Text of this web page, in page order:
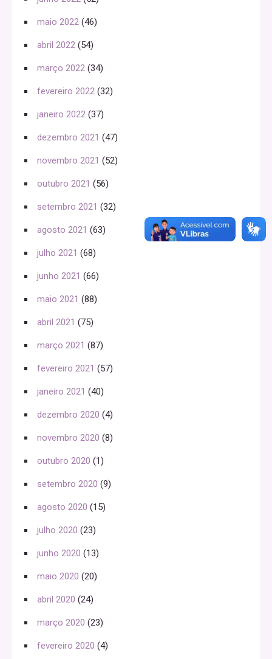
maio 2022 (46)
abril 2022 (54)
março 2022 (34)
fevereiro 2022 (32)
janeiro 2022 (37)
dezembro 2021 (47)
novembro 2021 (52)
outubro 2021 (56)
setembro 2021 (32)
agosto 2021 (63)
julho 2021 (68)
junho 2021 (66)
maio 2021 (88)
abril 2021 (75)
março 2021 (87)
fevereiro 2021 (57)
janeiro 2021 (40)
dezembro 2020 (4)
novembro 2020 (8)
outubro 2020 (1)
setembro 2020 (9)
agosto 2020 (15)
julho 2020 (23)
junho 2020 (13)
maio 2020 (20)
abril 2020 (24)
março 2020 (23)
fevereiro 2020 (4)